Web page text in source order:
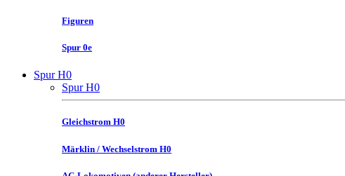
Figuren
Spur 0e
Spur H0
Spur H0
Gleichstrom H0
Märklin / Wechselstrom H0